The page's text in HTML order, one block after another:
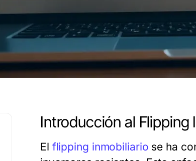
Introducción al Flipping
El flipping inmobiliario se ha